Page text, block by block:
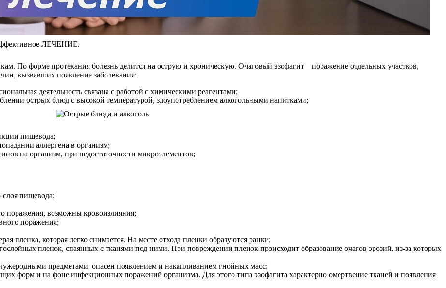
ЛЕЧЕНИЕ.
По форме протекания болезнь делится на острую и хроническую. Очаговый эзофагит – поражение отдельных участков,
вызвавших появление заболевания:
деятельность связана с работой с химическими реагентами;
острых блюд с высокой температурой, злоупотреблением алкогольными напитками;
пищевода;
аллергена в организм;
на организм, при недостаточности микроэлементов;
слоя пищевода;
поражения, возможны кровоизлияния;
поражения;
пленка, которая легко снимается. На месте отхода пленки образуются ранки;
пленок, спаянных с тканями под ними. При повреждении пленок происходит образование очагов эрозий, из-за которых
предметами, опасен появлением и накапливанием гнойных масс;
форм и на фоне инфекционных поражений организма. Для этого типа эзофагита характерно омертвение тканей и появления